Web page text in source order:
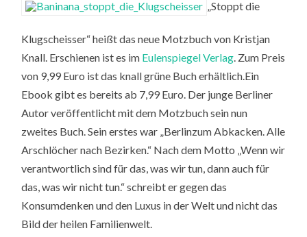
„Stoppt die
Klugscheisser“ heißt das neue Motzbuch von Kristjan
Knall. Erschienen ist es im Eulenspiegel Verlag . Zum Preis
von 9,99 Euro ist das knall grüne Buch erhältlich.Ein
Ebook gibt es bereits ab 7,99 Euro. Der junge Berliner
Autor veröffentlicht mit dem Motzbuch sein nun
zweites Buch. Sein erstes war „Berlinzum Abkacken. Alle
Arschlöcher nach Bezirken.“ Nach dem Motto „Wenn wir
verantwortlich sind für das, was wir tun, dann auch für
das, was wir nicht tun.“ schreibt er gegen das
Konsumdenken und den Luxus in der Welt und nicht das
Bild der heilen Familienwelt.